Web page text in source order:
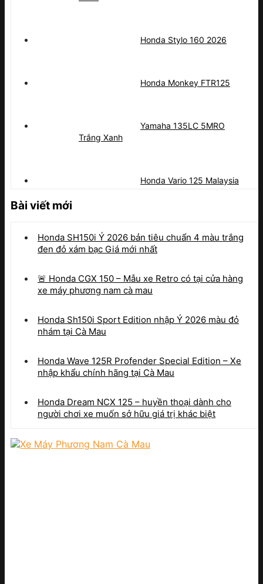
Honda Stylo 160 2026
Honda Monkey FTR125
Yamaha 135LC 5MRO
Trắng Xanh
Honda Vario 125 Malaysia
Bài viết mới
Honda SH150i Ý 2026 bản tiêu chuẩn 4 màu trắng
đen đỏ xám bạc Giá mới nhất
🚨 Honda CGX 150 – Mẫu xe Retro có tại cửa hàng
xe máy phương nam cà mau
Honda Sh150i Sport Edition nhập Ý 2026 màu đỏ
nhám tại Cà Mau
Honda Wave 125R Profender Special Edition – Xe
nhập khẩu chính hãng tại Cà Mau
Honda Dream NCX 125 – huyền thoại dành cho
người chơi xe muốn sở hữu giá trị khác biệt